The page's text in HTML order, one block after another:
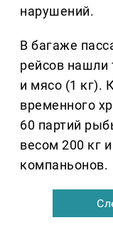
нарушений.
В багаже
рейсов нашли
и мясо (1 кг).
временного
60 партий
весом 200 кг
компаньонов.